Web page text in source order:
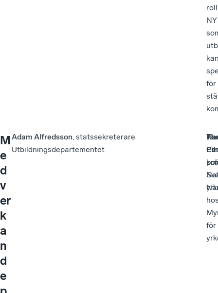
roll
NY
för
M
e
d
v
er
k
a
n
d
e
Adam Alfredsson, statssekreterare
Utbildningsdepartementet
för